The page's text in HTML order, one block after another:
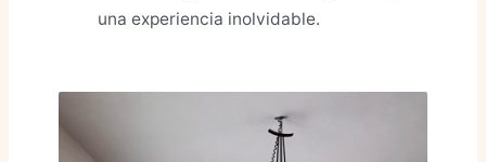
una experiencia inolvidable.